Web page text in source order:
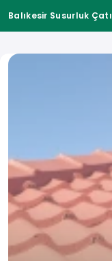
Balıkesir Susurluk